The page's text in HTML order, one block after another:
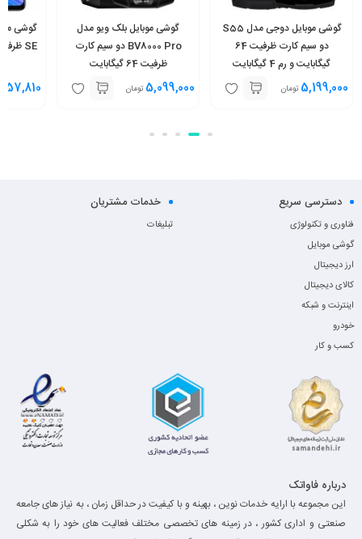
گوشی موبایل دوجی مدل S55
دو سیم کارت ظرفیت 64
گیگابایت و رم 4 گیگابایت
5,199,000 تومان
گوشی موبایل بلک ویو مدل
BV8000 Pro دو سیم کارت
ظرفیت 64 گیگابایت
5,099,000 تومان
دسترسی سریع
فناوری و تکنولوژی
گوشی موبایل
ارز دیجیتال
کالای دیجیتال
اینترنت و شبکه
خودرو
کسب و کار
خدمات مشتریان
تبلیغات
درباره فاواتک
این مجموعه با ارایه خدمات نوین ، بهینه و با کیفیت در حداقل زمان ، به نیاز های جامعه
صنعتی و اداری کشور ، در زمینه های تخصصی مختلف فعالیت های خود را به شکلی